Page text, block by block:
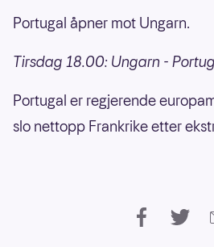
Portugal åpner mot Ungarn.
Tirsdag 18.00: Ungarn -
Portugal er regjerende
slo nettopp Frankrike etter